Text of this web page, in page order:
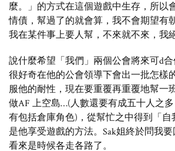
麼。」的方式在這個遊戲中生存，所以
情債，幫過了的就會算，我不會期望有
我在某件事上要人幫，不來就不來，我
說什麼希望「我們」兩個公會將來可d
很好奇在他的公會領導下會出一批怎樣
服他的耐性，現在要重覆再重覆地幫一
做AF 上空島…(人數還要有成五十人之
有包括倉庫角色)，從幫忙之中得到「自
是他享受遊戲的方法。Sak姐終於問我要
看來是時候各走各路了。